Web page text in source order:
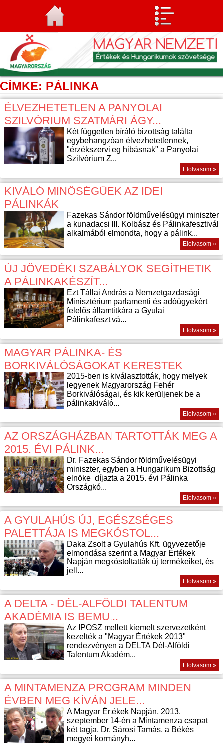
CÍMKE: PÁLINKA
ÉLVEZHETETLEN A PANYOLAI
SZILVÓRIUM SZATMÁRI ÁGY...
Két független bíráló bizottság találta
egybehangzóan élvezhetetlennek,
"érzékszervileg hibásnak" a Panyolai
Szilvórium Z...
Elolvasom »
KIVÁLÓ MINŐSÉGŰEK AZ IDEI
PÁLINKÁK
Fazekas Sándor földművelésügyi miniszter
a kunadacsi III. Kolbász és Pálinkafesztivál
alkalmából elmondta, hogy a pálink...
Elolvasom »
ÚJ JÖVEDÉKI SZABÁLYOK SEGÍTHETIK
A PÁLINKAKÉSZÍT...
Ezt Tállai András a Nemzetgazdasági
Minisztérium parlamenti és adóügyekért
felelős államtitkára a Gyulai
Pálinkafesztivá...
Elolvasom »
MAGYAR PÁLINKA- ÉS
BORKIVÁLÓSÁGOKAT KERESTEK
2015-ben is kiválasztották, hogy melyek
legyenek Magyarország Fehér
Borkiválóságai, és kik kerüljenek be a
pálinkakiváló...
Elolvasom »
AZ ORSZÁGHÁZBAN TARTOTTÁK MEG A
2015. ÉVI PÁLINK...
Dr. Fazekas Sándor földművelésügyi
miniszter, egyben a Hungarikum Bizottság
elnöke díjazta a 2015. évi Pálinka
Országkó...
Elolvasom »
A GYULAHÚS ÚJ, EGÉSZSÉGES
PALETTÁJA IS MEGKÓSTOL...
Daka Zsolt a Gyulahús Kft. ügyvezetője
elmondása szerint a Magyar Értékek
Napján megkóstoltatták új termékeiket, és
jell...
Elolvasom »
A DELTA - DÉL-ALFÖLDI TALENTUM
AKADÉMIA IS BEMU...
Az IPOSZ mellett kiemelt szervezetként
kezelték a "Magyar Értékek 2013"
rendezvényen a DELTA Dél-Alföldi
Talentum Akadém...
Elolvasom »
A MINTAMENZA PROGRAM MINDEN
ÉVBEN MEG KÍVÁN JELE...
A Magyar Értékek Napján, 2013.
szeptember 14-én a Mintamenza csapat
két tagja, Dr. Sárosi Tamás, a Békés
megyei kormányh...